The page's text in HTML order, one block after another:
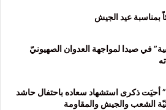
بمناسبة عيد الجيش
في صيدا لمواجهة العدوان الصهيونيّ
أحيَت ذكرى استشهاد سعاده باحتفال حاشد
الشعب والجيش والمقاومة